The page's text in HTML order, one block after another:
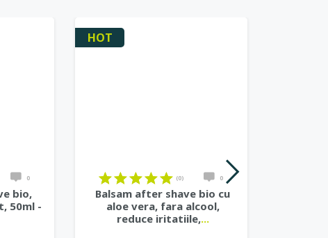
0
bio,
50ml -
HOT
(0) 0
Balsam after shave bio cu
aloe vera, fara alcool,
reduce iritatiile,...